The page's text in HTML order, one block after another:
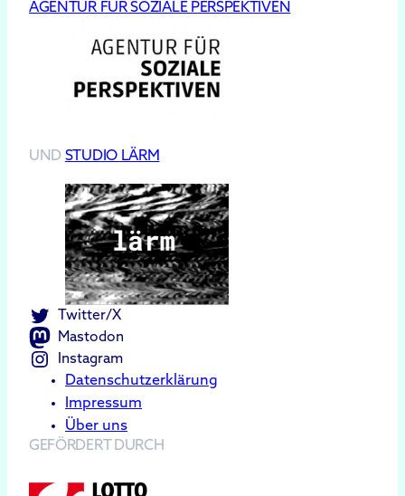
AGENTUR FÜR SOZIALE PERSPEKTIVEN
UND STUDIO LÄRM
Twitter/X
Mastodon
Instagram
Datenschutzerklärung
Impressum
Über uns
GEFÖRDERT DURCH